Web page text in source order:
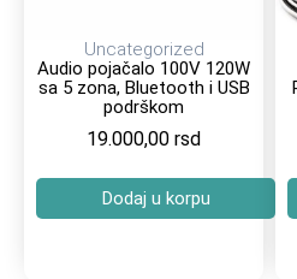
Uncategorized
Audio pojačalo 100V 120W
sa 5 zona, Bluetooth i USB
podrškom
19.000,00 rsd
Dodaj u korpu